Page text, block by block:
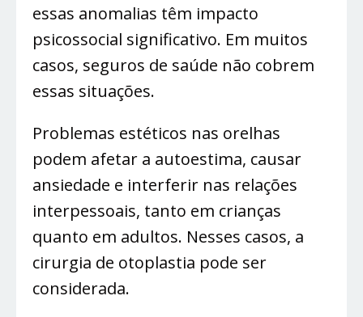
essas anomalias têm impacto
psicossocial significativo. Em muitos
casos, seguros de saúde não cobrem
essas situações.
Problemas estéticos nas orelhas
podem afetar a autoestima, causar
ansiedade e interferir nas relações
interpessoais, tanto em crianças
quanto em adultos. Nesses casos, a
cirurgia de otoplastia pode ser
considerada.